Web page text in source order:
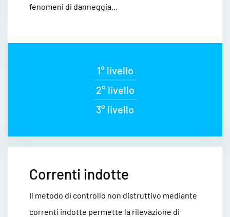
fenomeni di danneggia...
1° livello
2° livello
3° livello
Correnti indotte
Il metodo di controllo non distruttivo mediante
correnti indotte permette la rilevazione di